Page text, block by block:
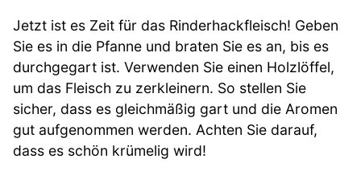
Jetzt ist es Zeit für das Rinderhackfleisch! Geben
Sie es in die Pfanne und braten Sie es an, bis es
durchgegart ist. Verwenden Sie einen Holzlöffel,
um das Fleisch zu zerkleinern. So stellen Sie
sicher, dass es gleichmäßig gart und die Aromen
gut aufgenommen werden. Achten Sie darauf,
dass es schön krümelig wird!